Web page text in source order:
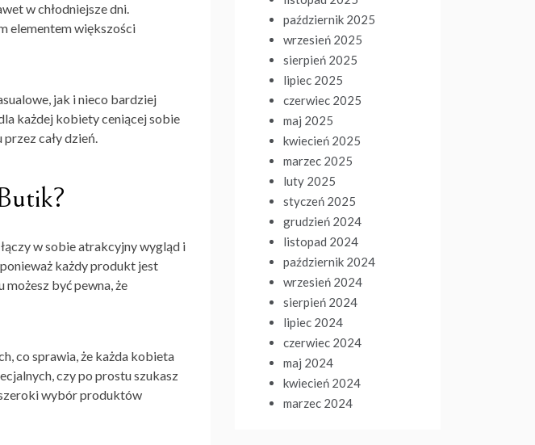
w chłodniejsze dni.
elementem większości
jak i nieco bardziej
każdej kobiety ceniącej sobie
cały dzień.
w sobie atrakcyjny wygląd i
każdy produkt jest
być pewna, że
co sprawia, że każda kobieta
czy po prostu szukasz
wybór produktów
październik 2025
wrzesień 2025
sierpień 2025
lipiec 2025
czerwiec 2025
maj 2025
kwiecień 2025
marzec 2025
luty 2025
styczeń 2025
grudzień 2024
listopad 2024
październik 2024
wrzesień 2024
sierpień 2024
lipiec 2024
czerwiec 2024
maj 2024
kwiecień 2024
marzec 2024